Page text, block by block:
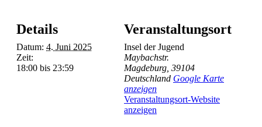
Details
Datum: 4. Juni 2025
Zeit:
18:00 bis 23:59
Veranstaltungsort
Insel der Jugend
Maybachstr.
Magdeburg 39104
Deutschland Google Karte
anzeigen
Veranstaltungsort-Website
anzeigen